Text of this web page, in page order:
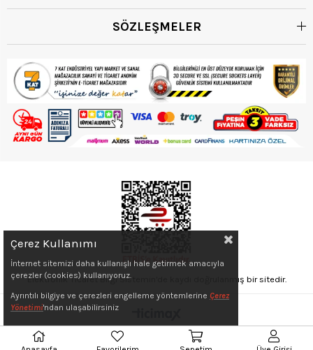
SÖZLEŞMELER
Elektronik Ticaret Bilgi Sistemin'de kaydı doğrulanmış bir sitedir.
Çerez Kullanımı
İnternet sitemizi daha kullanışlı hale getirmek amacıyla
çerezler (cookies) kullanıyoruz.
Ayrıntılı bilgiye ve çerezleri engelleme yöntemlerine Çerez
Yönetimi'ndan ulaşabilirsiniz